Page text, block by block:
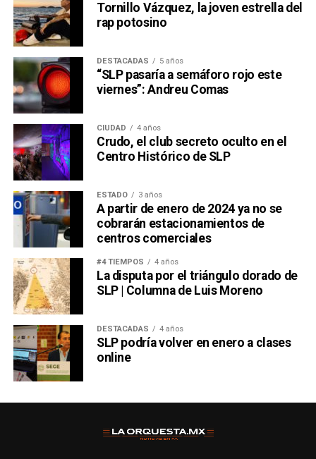
Tornillo Vázquez, la joven estrella del
rap potosino
DESTACADAS 5 años
“SLP pasaría a semáforo rojo este
viernes”: Andreu Comas
CIUDAD 4 años
Crudo, el club secreto oculto en el
Centro Histórico de SLP
ESTADO 3 años
A partir de enero de 2024 ya no se
cobrarán estacionamientos de
centros comerciales
#4 TIEMPOS 4 años
La disputa por el triángulo dorado de
SLP | Columna de Luis Moreno
DESTACADAS 4 años
SLP podría volver en enero a clases
online